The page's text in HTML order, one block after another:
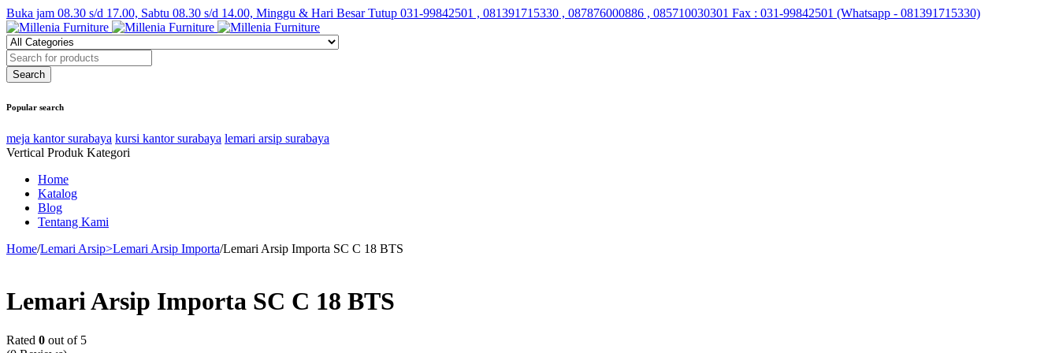
Buka jam 08.30 s/d 17.00, Sabtu 08.30 s/d 14.00, Minggu & Hari Besar Tutup 031-99842501 , 081391715330 , 087876000886 , 085710030301 Fax : 031-99842501 (Whatsapp - 081391715330)
Popular search
meja kantor surabaya kursi kantor surabaya lemari arsip surabaya
Vertical Produk Kategori
Home
Katalog
Blog
Tentang Kami
Home/Lemari Arsip>Lemari Arsip Importa/Lemari Arsip Importa SC C 18 BTS
Lemari Arsip Importa SC C 18 BTS
Rated 0 out of 5